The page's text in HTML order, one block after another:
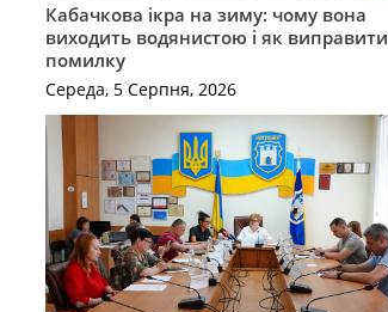
Кабачкова ікра на зиму: чому вона
виходить водянистою і як виправити
помилку
Середа, 5 Серпня, 2026